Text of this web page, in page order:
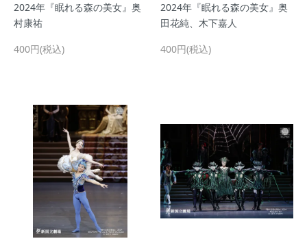
2024年『眠れる森の美女』奥
村康祐
400円(税込)
2024年『眠れる森の美女』奥
田花純、木下嘉人
400円(税込)